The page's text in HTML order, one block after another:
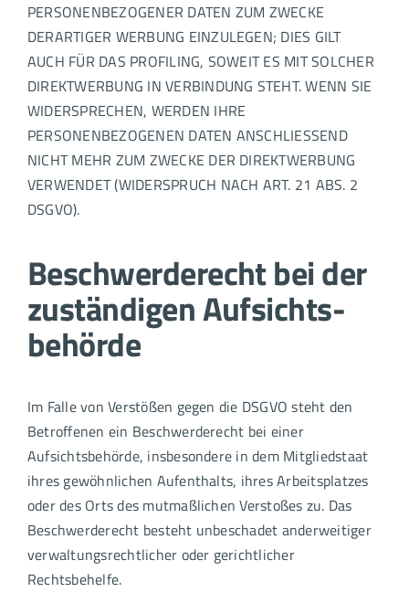
PERSONENBEZOGENER DATEN ZUM ZWECKE
DERARTIGER WERBUNG EINZULEGEN; DIES GILT
AUCH FÜR DAS PROFILING, SOWEIT ES MIT SOLCHER
DIREKTWERBUNG IN VERBINDUNG STEHT. WENN SIE
WIDERSPRECHEN, WERDEN IHRE
PERSONENBEZOGENEN DATEN ANSCHLIESSEND
NICHT MEHR ZUM ZWECKE DER DIREKTWERBUNG
VERWENDET (WIDERSPRUCH NACH ART. 21 ABS. 2
DSGVO).
Beschwerde­recht bei der
zuständigen Aufsichts­
behörde
Im Falle von Verstößen gegen die DSGVO steht den
Betroffenen ein Beschwerderecht bei einer
Aufsichtsbehörde, insbesondere in dem Mitgliedstaat
ihres gewöhnlichen Aufenthalts, ihres Arbeitsplatzes
oder des Orts des mutmaßlichen Verstoßes zu. Das
Beschwerderecht besteht unbeschadet anderweitiger
verwaltungsrechtlicher oder gerichtlicher
Rechtsbehelfe.